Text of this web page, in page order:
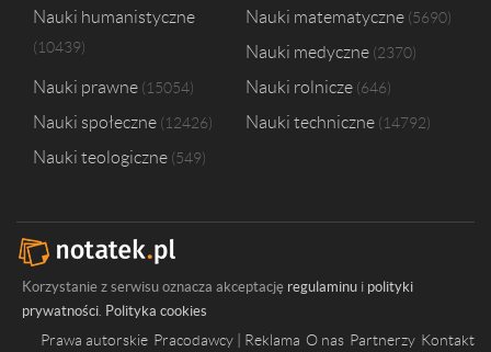
Nauki humanistyczne
10439
Nauki matematyczne 5690
Nauki medyczne 2370
Nauki prawne 15054 Nauki rolnicze 646
Nauki społeczne 12426 Nauki techniczne 14792
Nauki teologiczne 549
Korzystanie z serwisu oznacza akceptację regulaminu i polityki
prywatności. Polityka cookies
Prawa autorskie Pracodawcy | Reklama O nas Partnerzy Kontakt